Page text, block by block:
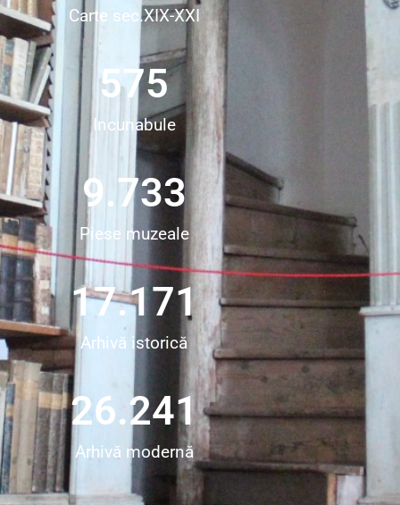
Carte sec.XIX-XXI
Incunabule
575
Piese muzeale
9.733
Arhivă istorică
17.171
Arhivă modernă
26.241